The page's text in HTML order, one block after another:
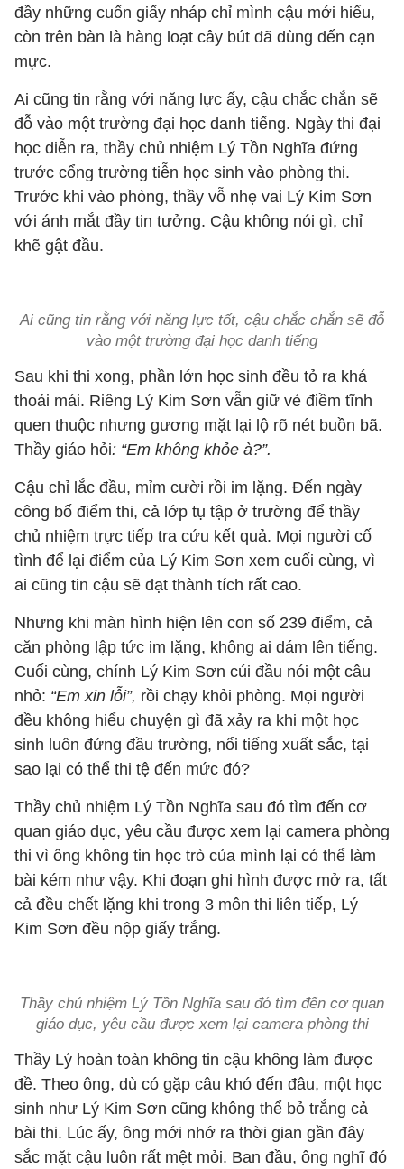
đầy những cuốn giấy nháp chỉ mình cậu mới hiểu,
còn trên bàn là hàng loạt cây bút đã dùng đến cạn
mực.
Ai cũng tin rằng với năng lực ấy, cậu chắc chắn sẽ
đỗ vào một trường đại học danh tiếng. Ngày thi đại
học diễn ra, thầy chủ nhiệm Lý Tồn Nghĩa đứng
trước cổng trường tiễn học sinh vào phòng thi.
Trước khi vào phòng, thầy vỗ nhẹ vai Lý Kim Sơn
với ánh mắt đầy tin tưởng. Cậu không nói gì, chỉ
khẽ gật đầu.
Ai cũng tin rằng với năng lực tốt, cậu chắc chắn sẽ đỗ
vào một trường đại học danh tiếng
Sau khi thi xong, phần lớn học sinh đều tỏ ra khá
thoải mái. Riêng Lý Kim Sơn vẫn giữ vẻ điềm tĩnh
quen thuộc nhưng gương mặt lại lộ rõ nét buồn bã.
Thầy giáo hỏi: “Em không khỏe à?”.
Cậu chỉ lắc đầu, mỉm cười rồi im lặng. Đến ngày
công bố điểm thi, cả lớp tụ tập ở trường để thầy
chủ nhiệm trực tiếp tra cứu kết quả. Mọi người cố
tình để lại điểm của Lý Kim Sơn xem cuối cùng, vì
ai cũng tin cậu sẽ đạt thành tích rất cao.
Nhưng khi màn hình hiện lên con số 239 điểm, cả
căn phòng lập tức im lặng, không ai dám lên tiếng.
Cuối cùng, chính Lý Kim Sơn cúi đầu nói một câu
nhỏ: “Em xin lỗi”, rồi chạy khỏi phòng. Mọi người
đều không hiểu chuyện gì đã xảy ra khi một học
sinh luôn đứng đầu trường, nổi tiếng xuất sắc, tại
sao lại có thể thi tệ đến mức đó?
Thầy chủ nhiệm Lý Tồn Nghĩa sau đó tìm đến cơ
quan giáo dục, yêu cầu được xem lại camera phòng
thi vì ông không tin học trò của mình lại có thể làm
bài kém như vậy. Khi đoạn ghi hình được mở ra, tất
cả đều chết lặng khi trong 3 môn thi liên tiếp, Lý
Kim Sơn đều nộp giấy trắng.
Thầy chủ nhiệm Lý Tồn Nghĩa sau đó tìm đến cơ quan
giáo dục, yêu cầu được xem lại camera phòng thi
Thầy Lý hoàn toàn không tin cậu không làm được
đề. Theo ông, dù có gặp câu khó đến đâu, một học
sinh như Lý Kim Sơn cũng không thể bỏ trắng cả
bài thi. Lúc ấy, ông mới nhớ ra thời gian gần đây
sắc mặt cậu luôn rất mệt mỏi. Ban đầu, ông nghĩ đó